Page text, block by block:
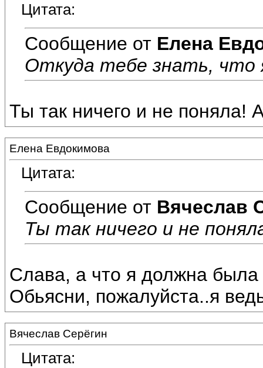
Цитата:
Сообщение от Елена
Откуда тебе знать, что
Ты так ничего и не поняла!
Елена Евдокимова
Цитата:
Сообщение от Вячеслав
Ты так ничего и не
Слава, а что я должна была
Обьясни, пожалуйста..я
Вячеслав Серёгин
Цитата: